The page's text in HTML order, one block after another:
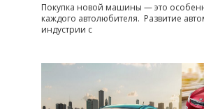
Покупка новой машины — это
каждого автолюбителя. Развитие
индустрии с